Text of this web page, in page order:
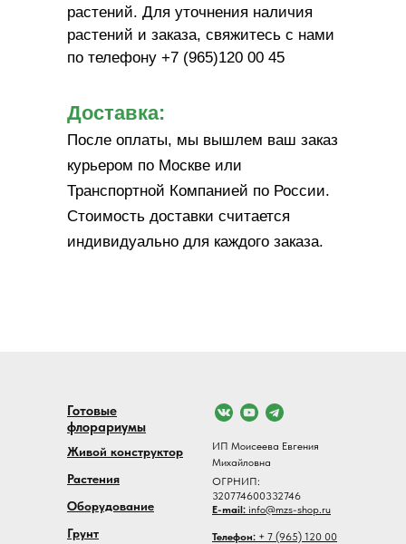
растений. Для уточнения наличия
растений и заказа, свяжитесь с нами
по телефону +7 (965)120 00 45
Доставка:
После оплаты, мы вышлем ваш заказ
курьером по Москве или
Транспортной Компанией по России.
Стоимость доставки считается
индивидуально для каждого заказа.
Готовые
флорариумы
Живой конструктор
Растения
Оборудование
Грунт
ИП Моисеева Евгения
Михайловна
ОГРНИП:
320774600332746
E-mail: info@mzs-shop.ru
Телефон: + 7 (965) 120 00